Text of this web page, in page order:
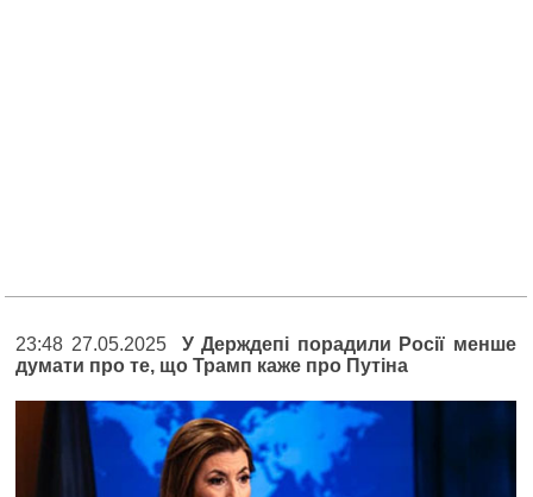
23:48 27.05.2025 У Держдепі порадили Росії менше
думати про те, що Трамп каже про Путіна